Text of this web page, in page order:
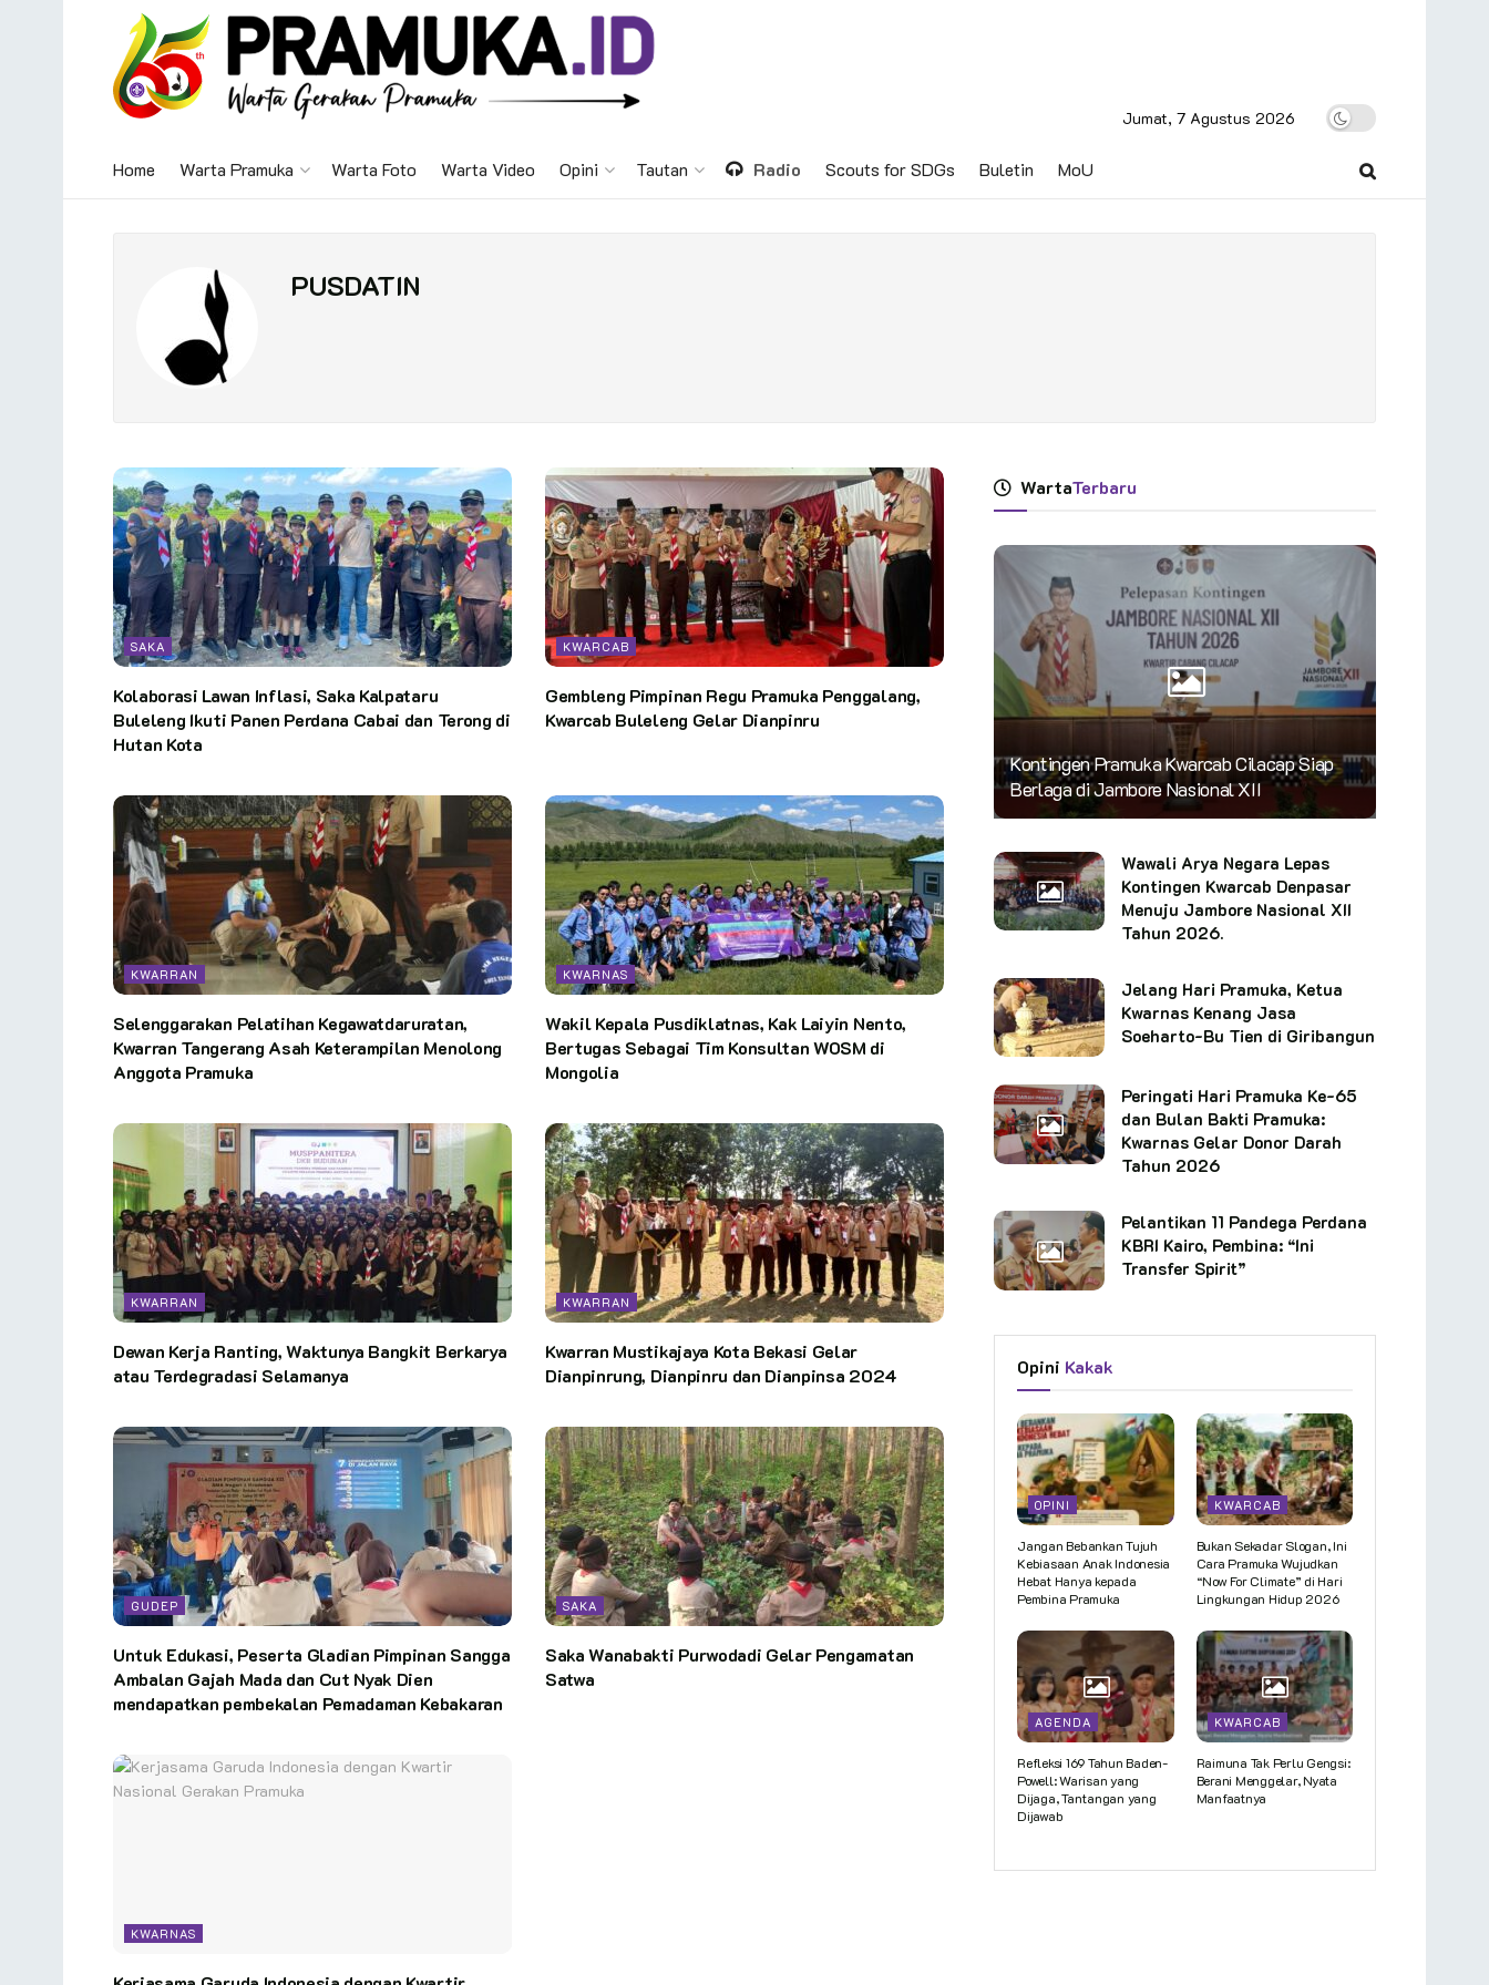
Jumat, 7 Agustus 2026
Home Warta Pramuka Warta Foto Warta Video Opini Tautan Radio Scouts for SDGs Buletin MoU
PUSDATIN
SAKA
Kolaborasi Lawan Inflasi, Saka Kalpataru
Buleleng Ikuti Panen Perdana Cabai dan Terong di
Hutan Kota
KWARCAB
Gembleng Pimpinan Regu Pramuka Penggalang,
Kwarcab Buleleng Gelar Dianpinru
KWARRAN
Selenggarakan Pelatihan Kegawatdaruratan,
Kwarran Tangerang Asah Keterampilan Menolong
Anggota Pramuka
KWARNAS
Wakil Kepala Pusdiklatnas, Kak Laiyin Nento,
Bertugas Sebagai Tim Konsultan WOSM di
Mongolia
KWARRAN
Dewan Kerja Ranting, Waktunya Bangkit Berkarya
atau Terdegradasi Selamanya
KWARRAN
Kwarran Mustikajaya Kota Bekasi Gelar
Dianpinrung, Dianpinru dan Dianpinsa 2024
GUDEP
Untuk Edukasi, Peserta Gladian Pimpinan Sangga
Ambalan Gajah Mada dan Cut Nyak Dien
mendapatkan pembekalan Pemadaman Kebakaran
SAKA
Saka Wanabakti Purwodadi Gelar Pengamatan
Satwa
KWARNAS
WartaTerbaru
Kontingen Pramuka Kwarcab Cilacap Siap
Berlaga di Jambore Nasional XII
Wawali Arya Negara Lepas
Kontingen Kwarcab Denpasar
Menuju Jambore Nasional XII
Tahun 2026.
Jelang Hari Pramuka, Ketua
Kwarnas Kenang Jasa
Soeharto-Bu Tien di Giribangun
Peringati Hari Pramuka Ke-65
dan Bulan Bakti Pramuka:
Kwarnas Gelar Donor Darah
Tahun 2026
Pelantikan 11 Pandega Perdana
KBRI Kairo, Pembina: “Ini
Transfer Spirit”
Opini Kakak
OPINI
Jangan Bebankan Tujuh
Kebiasaan Anak Indonesia
Hebat Hanya kepada
Pembina Pramuka
KWARCAB
Bukan Sekadar Slogan, Ini
Cara Pramuka Wujudkan
“Now For Climate” di Hari
Lingkungan Hidup 2026
AGENDA
Refleksi 169 Tahun Baden-
Powell: Warisan yang
Dijaga, Tantangan yang
Dijawab
KWARCAB
Raimuna Tak Perlu Gengsi:
Berani Menggelar, Nyata
Manfaatnya